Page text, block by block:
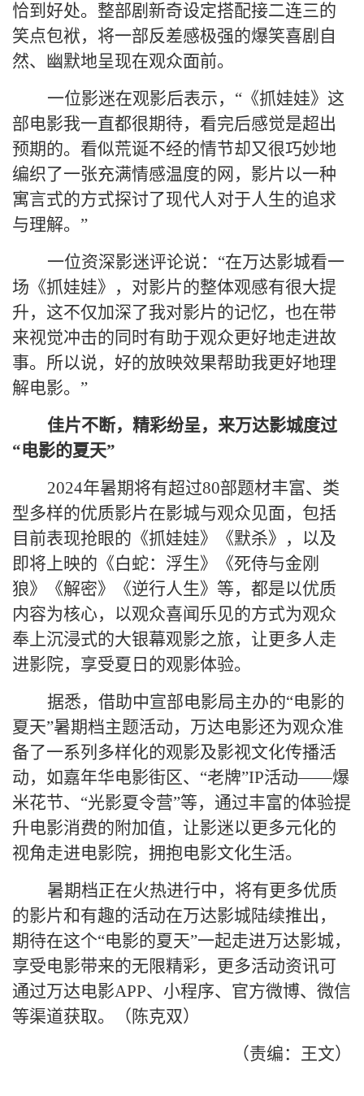
恰到好处。整部剧新奇设定搭配接二连三的
笑点包袱，将一部反差感极强的爆笑喜剧自
然、幽默地呈现在观众面前。
一位影迷在观影后表示，“《抓娃娃》这
部电影我一直都很期待，看完后感觉是超出
预期的。看似荒诞不经的情节却又很巧妙地
编织了一张充满情感温度的网，影片以一种
寓言式的方式探讨了现代人对于人生的追求
与理解。”
一位资深影迷评论说：“在万达影城看一
场《抓娃娃》，对影片的整体观感有很大提
升，这不仅加深了我对影片的记忆，也在带
来视觉冲击的同时有助于观众更好地走进故
事。所以说，好的放映效果帮助我更好地理
解电影。”
佳片不断，精彩纷呈，来万达影城度过
“电影的夏天”
2024年暑期将有超过80部题材丰富、类
型多样的优质影片在影城与观众见面，包括
目前表现抢眼的《抓娃娃》《默杀》，以及
即将上映的《白蛇：浮生》《死侍与金刚
狼》《解密》《逆行人生》等，都是以优质
内容为核心，以观众喜闻乐见的方式为观众
奉上沉浸式的大银幕观影之旅，让更多人走
进影院，享受夏日的观影体验。
据悉，借助中宣部电影局主办的“电影的
夏天”暑期档主题活动，万达电影还为观众准
备了一系列多样化的观影及影视文化传播活
动，如嘉年华电影街区、“老牌”IP活动——爆
米花节、“光影夏令营”等，通过丰富的体验提
升电影消费的附加值，让影迷以更多元化的
视角走进电影院，拥抱电影文化生活。
暑期档正在火热进行中，将有更多优质
的影片和有趣的活动在万达影城陆续推出，
期待在这个“电影的夏天”一起走进万达影城，
享受电影带来的无限精彩，更多活动资讯可
通过万达电影APP、小程序、官方微博、微信
等渠道获取。（陈克双）
（责编：王文）